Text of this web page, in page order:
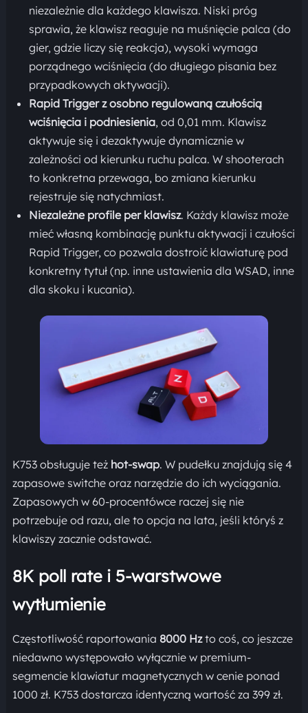
niezależnie dla każdego klawisza. Niski próg
sprawia, że klawisz reaguje na muśnięcie palca (do
gier, gdzie liczy się reakcja), wysoki wymaga
porządnego wciśnięcia (do długiego pisania bez
przypadkowych aktywacji).
Rapid Trigger z osobno regulowaną czułością
wciśnięcia i podniesienia, od 0,01 mm. Klawisz
aktywuje się i dezaktywuje dynamicznie w
zależności od kierunku ruchu palca. W shooterach
to konkretna przewaga, bo zmiana kierunku
rejestruje się natychmiast.
Niezależne profile per klawisz. Każdy klawisz może
mieć własną kombinację punktu aktywacji i czułości
Rapid Trigger, co pozwala dostroić klawiaturę pod
konkretny tytuł (np. inne ustawienia dla WSAD, inne
dla skoku i kucania).
K753 obsługuje też hot-swap. W pudełku znajdują się 4
zapasowe switche oraz narzędzie do ich wyciągania.
Zapasowych w 60-procentówce raczej się nie
potrzebuje od razu, ale to opcja na lata, jeśli któryś z
klawiszy zacznie odstawać.
8K poll rate i 5-warstwowe
wytłumienie
Częstotliwość raportowania 8000 Hzto coś, co jeszcze
niedawno występowało wyłącznie w premium-
segmencie klawiatur magnetycznych w cenie ponad
1000 zł. K753 dostarcza identyczną wartość za 399 zł.